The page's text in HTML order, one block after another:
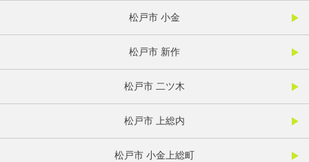
松戸市 小金
松戸市 新作
松戸市 二ツ木
松戸市 上総内
松戸市 小金上総町